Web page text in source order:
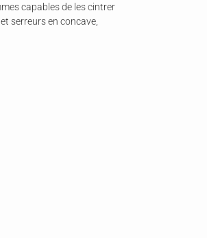
capables de les cintrer
serreurs en concave,